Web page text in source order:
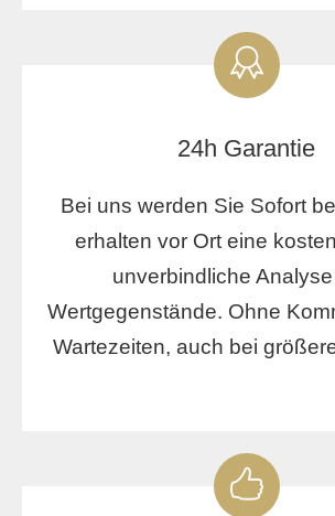
24h Garantie
Bei uns werden Sie Sofort
erhalten vor Ort eine
unverbindliche
Wertgegenstände. Ohne
Wartezeiten, auch bei